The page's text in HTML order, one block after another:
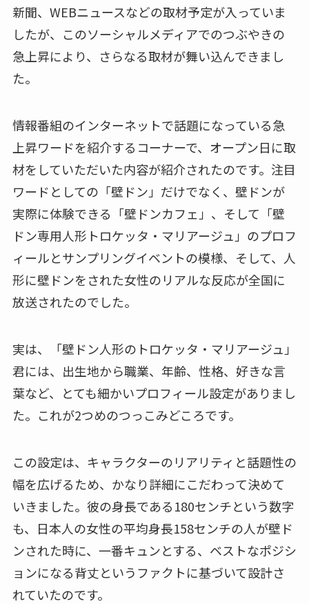
新聞、WEBニュースなどの取材予定が入っていま
したが、このソーシャルメディアでのつぶやきの
急上昇により、さらなる取材が舞い込んできまし
た。
情報番組のインターネットで話題になっている急
上昇ワードを紹介するコーナーで、オープン日に取
材をしていただいた内容が紹介されたのです。注目
ワードとしての「壁ドン」だけでなく、壁ドンが
実際に体験できる「壁ドンカフェ」、そして「壁
ドン専用人形トロケッタ・マリアージュ」のプロフ
ィールとサンプリングイベントの模様、そして、人
形に壁ドンをされた女性のリアルな反応が全国に
放送されたのでした。
実は、「壁ドン人形のトロケッタ・マリアージュ」
君には、出生地から職業、年齢、性格、好きな言
葉など、とても細かいプロフィール設定がありまし
た。これが2つめのつっこみどころです。
この設定は、キャラクターのリアリティと話題性の
幅を広げるため、かなり詳細にこだわって決めて
いきました。彼の身長である180センチという数字
も、日本人の女性の平均身長158センチの人が壁ド
ンされた時に、一番キュンとする、ベストなポジシ
ョンになる背丈というファクトに基づいて設計さ
れていたのです。